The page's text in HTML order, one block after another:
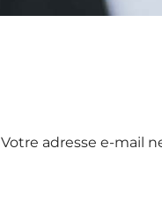
Votre adresse e-mail